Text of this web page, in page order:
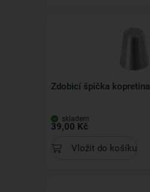
Zdobicí špička kopretina
skladem
39,00 Kč
Vložit do košíku